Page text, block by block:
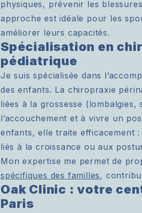
physiques, prévenir les
approche est idéale pour les
améliorer leurs capacités.
Spécialisation en
pédiatrique
Je suis spécialisée dans
des enfants. La chiropraxie
liées à la grossesse
l’accouchement et à vivre un
enfants, elle traite efficacement
liés à la croissance ou aux
Mon expertise me permet de
spécifiques des familles,
Oak Clinic : votre
Paris